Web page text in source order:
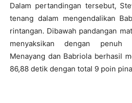
Dalam pertandingan tersebut,
tenang dalam mengendalikan
rintangan. Dibawah pandangan
menyaksikan dengan penuh
Menayang dan Babriola berhasil
86,88 detik dengan total 9 poin